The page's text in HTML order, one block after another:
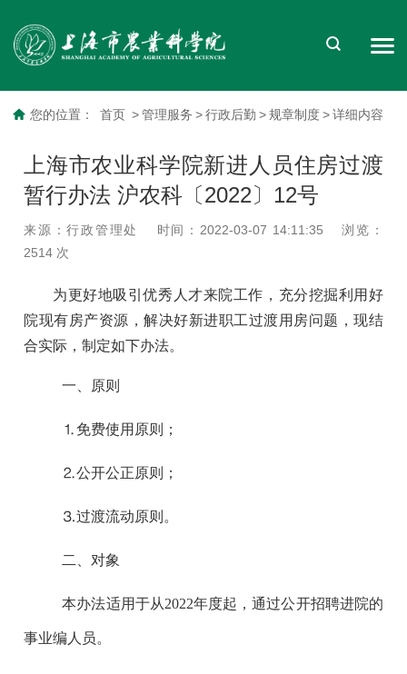
您的位置： 首页 > 管理服务 > 行政后勤 > 规章制度 > 详细内容
上海市农业科学院新进人员住房过渡
暂行办法 沪农科〔2022〕12号
来源：行政管理处 时间：2022-03-07 14:11:35
浏览：
2514 次
为更好地吸引优秀人才来院工作，充分挖掘利用好
院现有房产资源，解决好新进职工过渡用房问题，现结
合实际，制定如下办法。
一、原则
⒈免费使用原则；
⒉公开公正原则；
⒊过渡流动原则。
二、对象
本办法适用于从2022年度起，通过公开招聘进院的
事业编人员。